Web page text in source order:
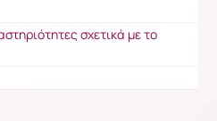
σχετικά με το